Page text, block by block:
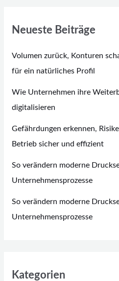
Neueste Beiträge
Volumen zurück, Konturen
für ein natürliches Profil
Wie Unternehmen ihre
digitalisieren
Gefährdungen erkennen,
Betrieb sicher und effizient
So verändern moderne
Unternehmensprozesse
So verändern moderne
Unternehmensprozesse
Kategorien